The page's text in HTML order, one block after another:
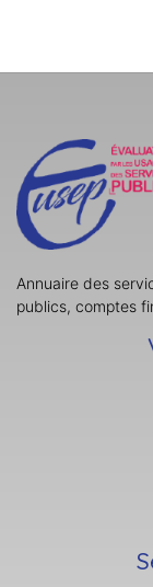
Annuaire des
publics, comptes